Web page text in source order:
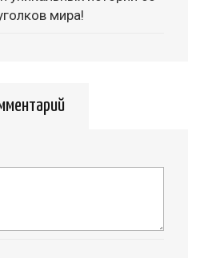
мира!